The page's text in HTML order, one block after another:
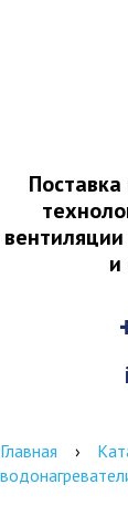
и
Главная ›